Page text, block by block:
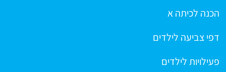
הכנה לכיתה א
דפי צביעה לילדים
פעילויות לילדים